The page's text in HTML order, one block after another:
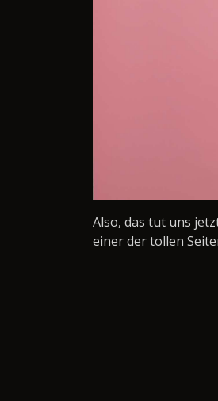
Also, das tut uns
einer der tollen